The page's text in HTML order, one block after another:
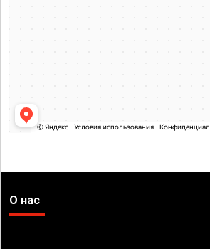
О нас